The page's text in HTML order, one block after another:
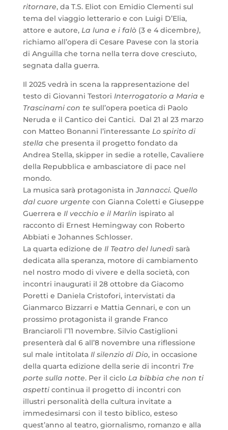
ritornare, da T.S. Eliot con Emidio Clementi sul
tema del viaggio letterario e con Luigi D’Elia,
attore e autore, La luna e i falò (3 e 4 dicembre),
richiamo all’opera di Cesare Pavese con la storia
di Anguilla che torna nella terra dove cresciuto,
segnata dalla guerra.
Il 2025 vedrà in scena la rappresentazione del
testo di Giovanni Testori Interrogatorio a Maria e
Trascinami con te sull’opera poetica di Paolo
Neruda e il Cantico dei Cantici. Dal 21 al 23 marzo
con Matteo Bonanni l’interessante Lo spirito di
stella che presenta il progetto fondato da
Andrea Stella, skipper in sedie a rotelle, Cavaliere
della Repubblica e ambasciatore di pace nel
mondo.
La musica sarà protagonista inJannacci. Quello
dal cuore urgente con Gianna Coletti e Giuseppe
Guerrera e Il vecchio e il Marlin ispirato al
racconto di Ernest Hemingway con Roberto
Abbiati e Johannes Schlosser.
La quarta edizione de Il Teatro del lunedì sarà
dedicata alla speranza, motore di cambiamento
nel nostro modo di vivere e della società, con
incontri inaugurati il 28 ottobre da Giacomo
Poretti e Daniela Cristofori, intervistati da
Gianmarco Bizzarri e Mattia Gennari, e con un
prossimo protagonista il grande Franco
Branciaroli l’11 novembre. Silvio Castiglioni
presenterà dal 6 all’8 novembre una riflessione
sul male intitolata Il silenzio di Dio, in occasione
della quarta edizione della serie di incontri Tre
porte sulla notte. Per il ciclo La bibbia che non ti
aspetti continua il progetto di incontri con
illustri personalità della cultura invitate a
immedesimarsi con il testo biblico, esteso
quest’anno al teatro, giornalismo, romanzo e alla